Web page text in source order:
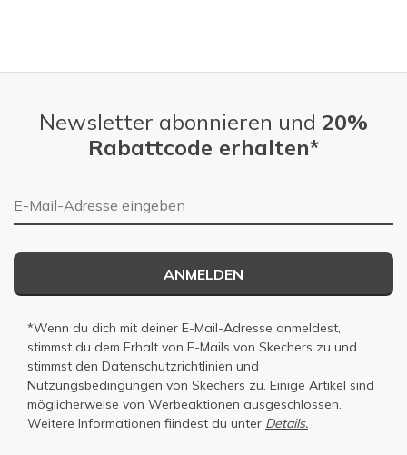
Newsletter abonnieren und 20%
Rabattcode erhalten*
E-Mail-Adresse
ANMELDEN
*Wenn du dich mit deiner E-Mail-Adresse anmeldest,
stimmst du dem Erhalt von E-Mails von Skechers zu und
stimmst den Datenschutzrichtlinien und
Nutzungsbedingungen von Skechers zu. Einige Artikel sind
möglicherweise von Werbeaktionen ausgeschlossen.
Weitere Informationen fiindest du unter Details.